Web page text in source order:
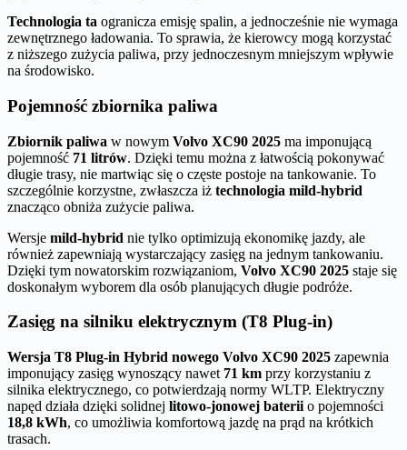
Technologia ta ogranicza emisję spalin, a jednocześnie nie wymaga
zewnętrznego ładowania. To sprawia, że kierowcy mogą korzystać
z niższego zużycia paliwa, przy jednoczesnym mniejszym wpływie
na środowisko.
Pojemność zbiornika paliwa
Zbiornik paliwa w nowym Volvo XC90 2025 ma imponującą
pojemność 71 litrów. Dzięki temu można z łatwością pokonywać
długie trasy, nie martwiąc się o częste postoje na tankowanie. To
szczególnie korzystne, zwłaszcza iż technologia mild-hybrid
znacząco obniża zużycie paliwa.
Wersje mild-hybrid nie tylko optimizują ekonomikę jazdy, ale
również zapewniają wystarczający zasięg na jednym tankowaniu.
Dzięki tym nowatorskim rozwiązaniom, Volvo XC90 2025 staje się
doskonałym wyborem dla osób planujących długie podróże.
Zasięg na silniku elektrycznym (T8 Plug-in)
Wersja T8 Plug-in Hybrid nowego Volvo XC90 2025 zapewnia
imponujący zasięg wynoszący nawet 71 km przy korzystaniu z
silnika elektrycznego, co potwierdzają normy WLTP. Elektryczny
napęd działa dzięki solidnej litowo-jonowej baterii o pojemności
18,8 kWh, co umożliwia komfortową jazdę na prąd na krótkich
trasach.